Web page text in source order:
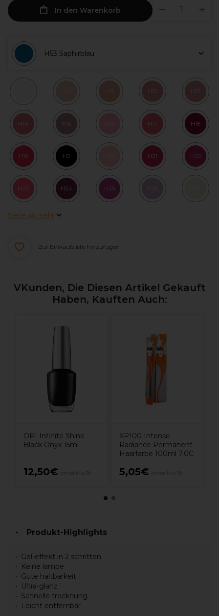
In den Warenkorb
H53 Saphirblau
H11 H12
H14 H15 H17 H18
H19 H2 H21 H22
H23 H24 H25
Siehe 44 mehr
Zur Einkaufsliste hinzufügen
VKunden, Die Diesen Artikel Gekauft
Haben, Kauften Auch:
OPI Infinite Shine
Black Onyx 15ml
12,50€
XP100 Intense
Radiance Permanent
Haarfarbe 100ml 7.0C
5,05€
Produkt-Highlights
Gel-effekt in 2 schritten
Keine lampe
Gute haltbarkeit
Ultra-glanz
Schnelle trocknung
Leicht entfernbar